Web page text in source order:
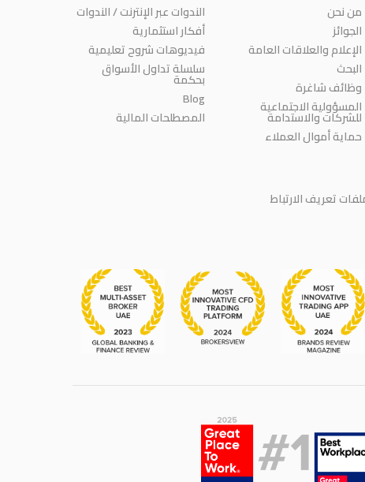
من نحن
الجوائز
الإعلام والعلاقات العامة
البحث
وظائف شاغرة
المسؤولية الاجتماعية
للشركات والاستدامة
حماية أموال العملاء
الندوات عبر الإنترنت / الندوات
أفكار استثمارية
فيديوهات شروح تعليمية
سلسلة تداول الأسواق
بحكمة
Blog
المصطلحات المالية
تعريف الارتباط